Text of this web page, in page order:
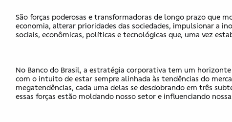
São forças poderosas e transformadoras de longo prazo que
economia, alterar prioridades das sociedades, impulsionar a
sociais, econômicas, políticas e tecnológicas que, uma vez
No Banco do Brasil, a estratégia corporativa tem um
com o intuito de estar sempre alinhada às tendências do
megatendências, cada uma delas se desdobrando em três
essas forças estão moldando nosso setor e influenciando